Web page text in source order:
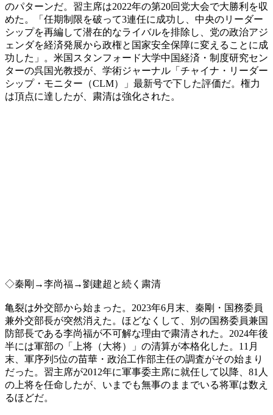
のパターンだ。習主席は2022年の第20回党大会で大勝利を収
めた。「任期制限を破って3連任に成功し、中央のリーダー
シップを再編して潜在的なライバルを排除し、党の政治アジ
ェンダを経済発展から政権と国家安全保障に変えることに成
功した」。米国スタンフォード大学中国経済・制度研究セン
ターの呉国光教授が、学術ジャーナル「チャイナ・リーダー
シップ・モニター（CLM）」最新号で下した評価だ。権力
は頂点に達したが、粛清は強化された。
◇秦剛→李尚福→劉建超と続く粛清
亀裂は外交部から始まった。2023年6月末、秦剛・国務委員
兼外交部長が突然消えた。ほどなくして、別の国務委員兼国
防部長である李尚福が不可解な理由で粛清された。2024年後
半には軍部の「上将（大将）」の清算が本格化した。11月
末、軍序列5位の苗華・政治工作部主任の調査がその始まり
だった。習主席が2012年に軍事委主席に就任して以降、81人
の上将を任命したが、いまでも無事のままでいる将軍は数え
るほどだ。